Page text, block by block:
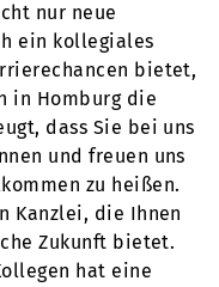
nur neue
ein kollegiales
bietet,
in Homburg die
dass Sie bei uns
und freuen uns
zu heißen.
Kanzlei, die Ihnen
Zukunft bietet.
hat eine